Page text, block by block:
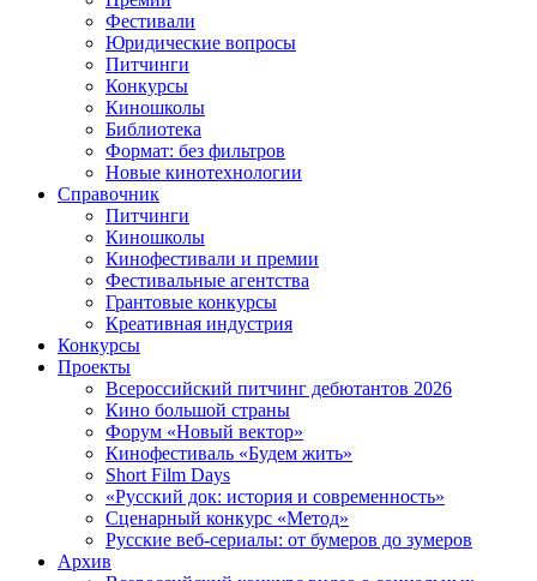
Фестивали
Юридические вопросы
Питчинги
Конкурсы
Киношколы
Библиотека
Формат: без фильтров
Новые кинотехнологии
Справочник
Питчинги
Киношколы
Кинофестивали и премии
Фестивальные агентства
Грантовые конкурсы
Креативная индустрия
Конкурсы
Проекты
Всероссийский питчинг дебютантов 2026
Кино большой страны
Форум «Новый вектор»
Кинофестиваль «Будем жить»
Short Film Days
«Русский док: история и современность»
Сценарный конкурс «Метод»
Русские веб-сериалы: от бумеров до зумеров
Архив